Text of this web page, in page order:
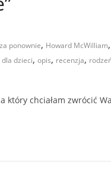
ponownie, Howard McWilliam,
dla dzieci, opis, recenzja,
który chciałam zwrócić